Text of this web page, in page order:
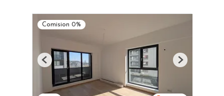
Comision 0%
Previous Next